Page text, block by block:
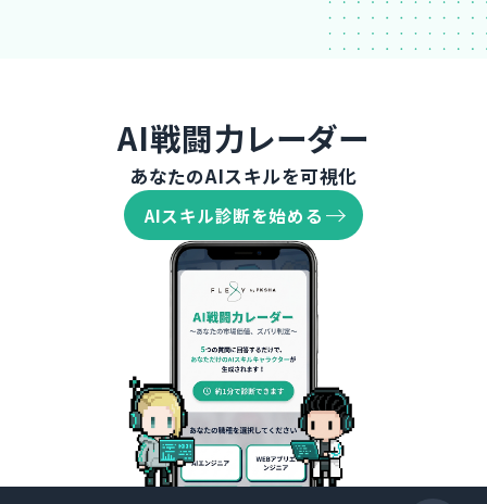
AI戦闘力レーダー
あなたのAIスキルを可視化
AIスキル診断を始める